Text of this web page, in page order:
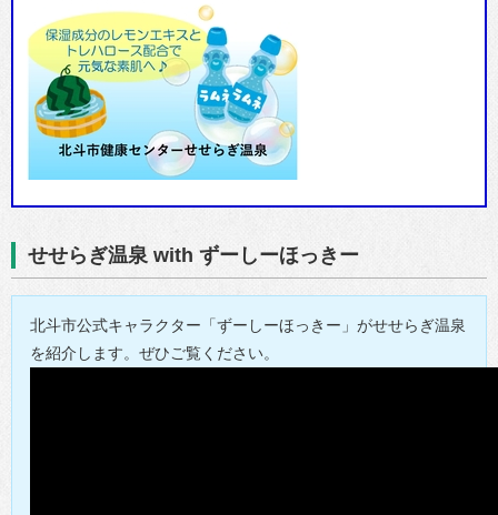
せせらぎ温泉 with ずーしーほっきー
北斗市公式キャラクター「ずーしーほっきー」がせせらぎ温泉
を紹介します。ぜひご覧ください。